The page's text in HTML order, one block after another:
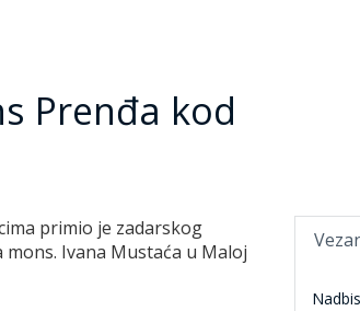
Prenđa kod
primio je zadarskog
Ivana Mustaća u Maloj